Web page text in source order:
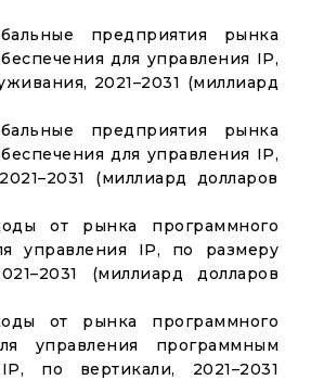
предприятия рынка
для управления IP,
2021–2031 (миллиард
предприятия рынка
для управления IP,
(миллиард долларов
от рынка программного
управления IP, по размеру
(миллиард долларов
от рынка программного
управления программным
по вертикали, 2021–2031